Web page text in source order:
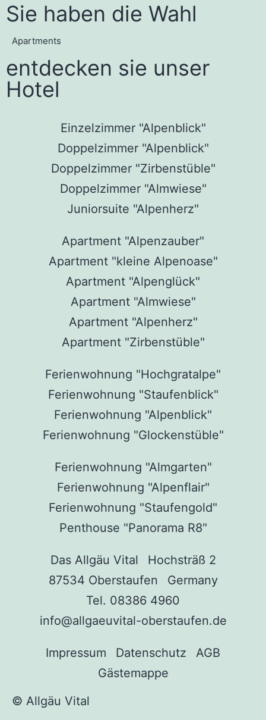
Sie haben die Wahl
Apartments
entdecken sie unser
Hotel
Einzelzimmer "Alpenblick"
Doppelzimmer "Alpenblick"
Doppelzimmer "Zirbenstüble"
Doppelzimmer "Almwiese"
Juniorsuite "Alpenherz"
Apartment "Alpenzauber"
Apartment "kleine Alpenoase"
Apartment "Alpenglück"
Apartment "Almwiese"
Apartment "Alpenherz"
Apartment "Zirbenstüble"
Ferienwohnung "Hochgratalpe"
Ferienwohnung "Staufenblick"
Ferienwohnung "Alpenblick"
Ferienwohnung "Glockenstüble"
Ferienwohnung "Almgarten"
Ferienwohnung "Alpenflair"
Ferienwohnung "Staufengold"
Penthouse "Panorama R8"
Das Allgäu Vital
Hochsträß 2
87534 Oberstaufen
Germany
Tel. 08386 4960
info@allgaeuvital-oberstaufen.de
Impressum Datenschutz
AGB
Gästemappe
© Allgäu Vital